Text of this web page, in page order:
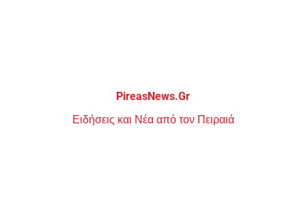
PireasNews.Gr
Ειδήσεις και Νέα από τον Πειραιά